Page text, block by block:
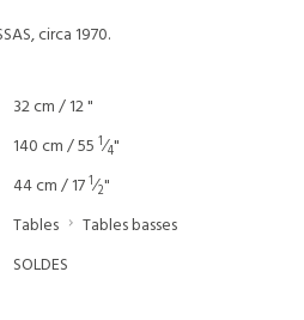
circa 1970.
32 cm / 12 "
140 cm / 55 1⁄4"
44 cm / 171⁄2"
Tables
Tables basses
SOLDES